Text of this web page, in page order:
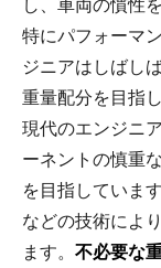
し、車両の慣性
特にパフォーマ
ジニアはしばし
重量配分を目指し
現代のエンジニ
ーネントの慎重
を目指していま
などの技術によ
ます。 不必要な